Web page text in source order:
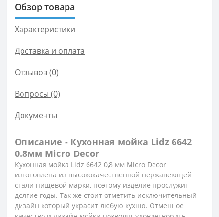
Обзор товара
Характеристики
Доставка и оплата
Отзывов (0)
Вопросы (0)
Документы
Описание - Кухонная мойка Lidz 6642
0.8мм Micro Decor
Кухонная мойка Lidz 6642 0,8 мм Micro Decor
изготовлена из высококачественной нержавеющей
стали пищевой марки, поэтому изделие прослужит
долгие годы. Так же стоит отметить исключительный
дизайн который украсит любую кухню. Отменное